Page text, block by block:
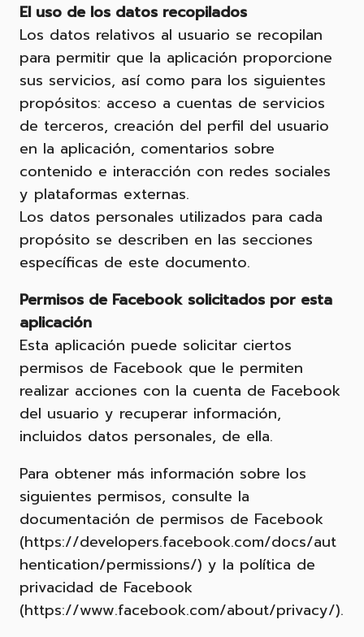
El uso de los datos recopilados
Los datos relativos al usuario se recopilan
para permitir que la aplicación proporcione
sus servicios, así como para los siguientes
propósitos: acceso a cuentas de servicios
de terceros, creación del perfil del usuario
en la aplicación, comentarios sobre
contenido e interacción con redes sociales
y plataformas externas.
Los datos personales utilizados para cada
propósito se describen en las secciones
específicas de este documento.
Permisos de Facebook solicitados por esta
aplicación
Esta aplicación puede solicitar ciertos
permisos de Facebook que le permiten
realizar acciones con la cuenta de Facebook
del usuario y recuperar información,
incluidos datos personales, de ella.
Para obtener más información sobre los
siguientes permisos, consulte la
documentación de permisos de Facebook
(https://developers.facebook.com/docs/aut
hentication/permissions/) y la política de
privacidad de Facebook
(https://www.facebook.com/about/privacy/).